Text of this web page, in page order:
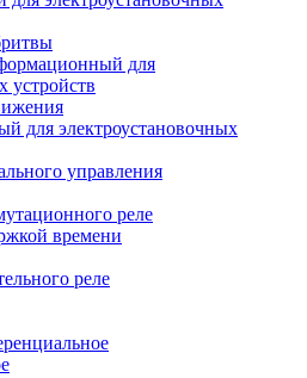
для
устройств
для электроустановочных
управления
реле
времени
реле